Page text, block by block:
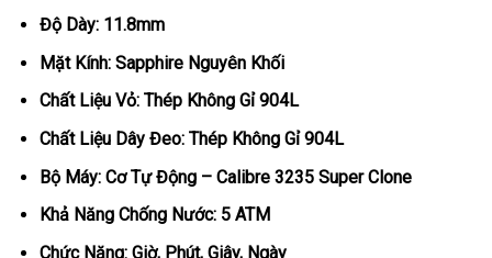
Độ Dày: 11.8mm
Mặt Kính: Sapphire Nguyên Khối
Chất Liệu Vỏ: Thép Không Gỉ 904L
Chất Liệu Dây Đeo: Thép Không Gỉ 904L
Bộ Máy: Cơ Tự Động – Calibre 3235 Super Clone
Khả Năng Chống Nước: 5 ATM
Chức Năng: Giờ, Phút, Giây, Ngày